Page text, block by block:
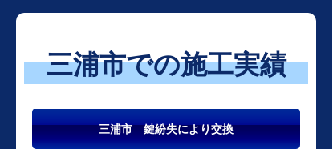
三浦市での施工実績
三浦市 鍵紛失により交換